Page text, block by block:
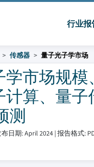
行业报
传感器 量子光子学市场
学市场规
算、量子
测
日期: April 2024 | 报告格式: